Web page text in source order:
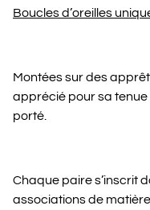
Boucles d’oreilles
Montées sur des
apprécié pour sa
porté.
Chaque paire s’inscrit
associations de